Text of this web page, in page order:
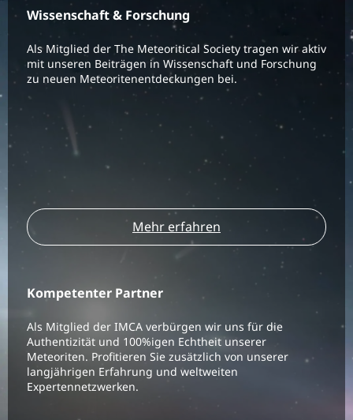
Wissenschaft & Forschung
Als Mitglied der The Meteoritical Society tragen wir aktiv
mit unseren Beiträgen in Wissenschaft und Forschung
zu neuen Meteoritenentdeckungen bei.
Mehr erfahren
Kompetenter Partner
Als Mitglied der IMCA verbürgen wir uns für die
Authentizität und 100%igen Echtheit unserer
Meteoriten. Profitieren Sie zusätzlich von unserer
langjährigen Erfahrung und weltweiten
Expertennetzwerken.